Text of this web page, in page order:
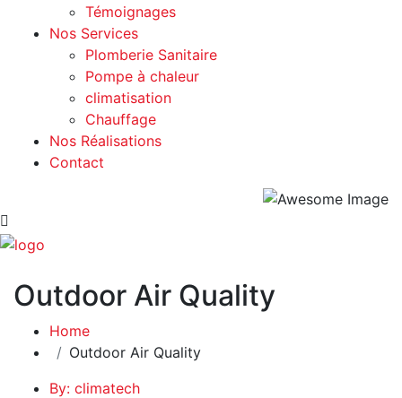
Témoignages
Nos Services
Plomberie Sanitaire
Pompe à chaleur
climatisation
Chauffage
Nos Réalisations
Contact
Outdoor Air Quality
Home
Outdoor Air Quality
By: climatech